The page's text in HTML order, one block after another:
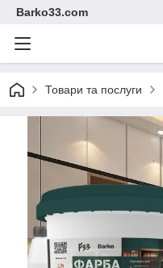
Barko33.com
Товари та послуги